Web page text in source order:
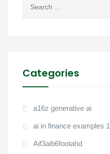
Categories
a16z generative ai
ai in finance examples 1
Aif3aib6footahd